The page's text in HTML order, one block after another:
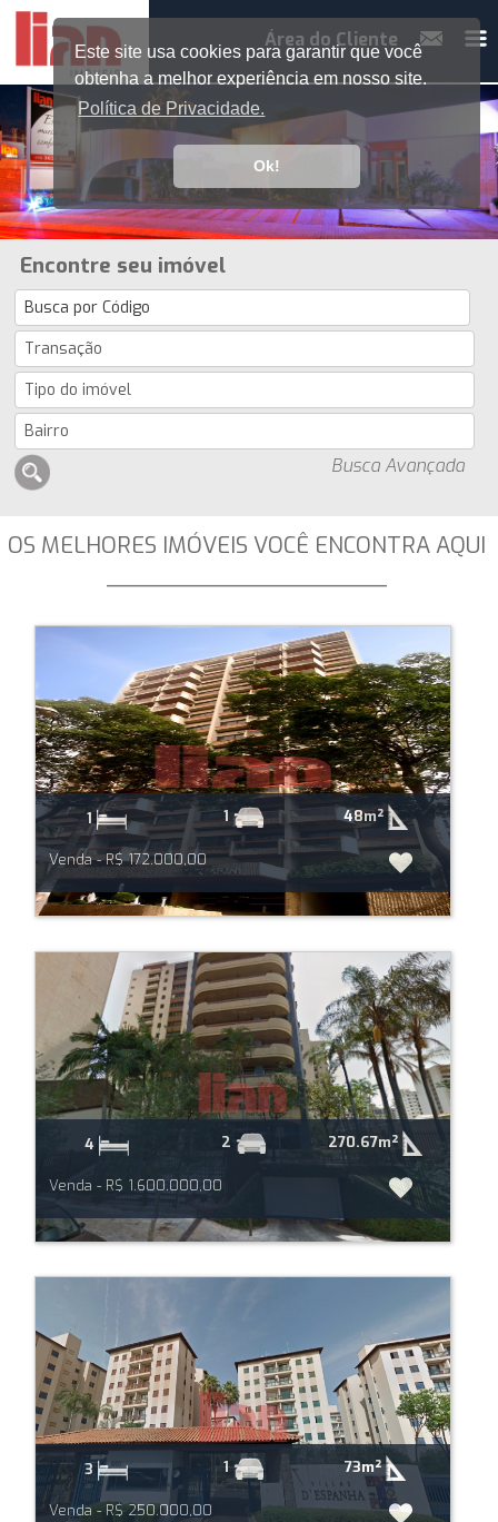
Este site usa cookies para garantir que você
obtenha a melhor experiência em nosso site.
Política de Privacidade.
Ok!
Área do Cliente
Encontre seu imóvel
Busca Avançada
OS MELHORES IMÓVEIS VOCÊ ENCONTRA AQUI
1 1 48m²
Venda - R$ 172.000,00
4 2 270.67m²
Venda - R$ 1.600.000,00
3 1 73m²
Venda - R$ 250.000,00